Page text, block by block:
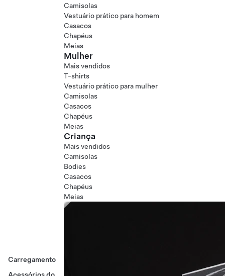
Carregamento
Camisolas
Vestuário prático para homem
Casacos
Chapéus
Meias
Mulher
Mais vendidos
T-shirts
Vestuário prático para mulher
Camisolas
Casacos
Chapéus
Meias
Criança
Mais vendidos
Camisolas
Bodies
Casacos
Chapéus
Meias